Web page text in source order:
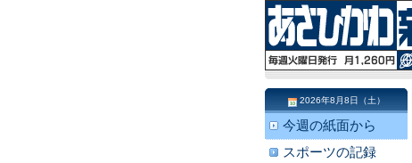
2026年8月8日（土）
今週の紙面から
スポーツの記録